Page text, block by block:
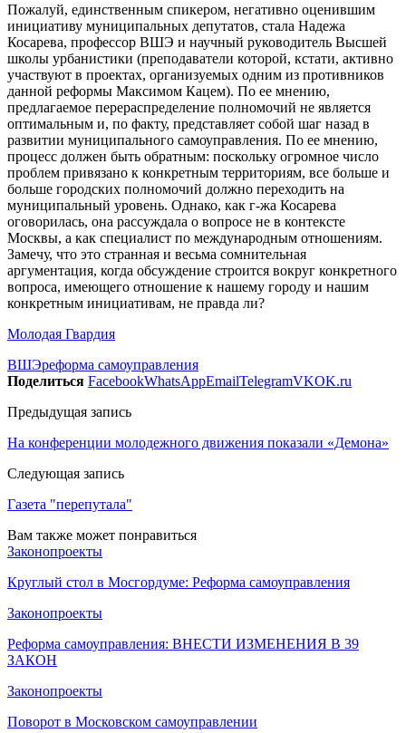
Пожалуй, единственным спикером, негативно оценившим
инициативу муниципальных депутатов, стала Надежа
Косарева, профессор ВШЭ и научный руководитель Высшей
школы урбанистики (преподаватели которой, кстати, активно
участвуют в проектах, организуемых одним из противников
данной реформы Максимом Кацем). По ее мнению,
предлагаемое перераспределение полномочий не является
оптимальным и, по факту, представляет собой шаг назад в
развитии муниципального самоуправления. По ее мнению,
процесс должен быть обратным: поскольку огромное число
проблем привязано к конкретным территориям, все больше и
больше городских полномочий должно переходить на
муниципальный уровень. Однако, как г-жа Косарева
оговорилась, она рассуждала о вопросе не в контексте
Москвы, а как специалист по международным отношениям.
Замечу, что это странная и весьма сомнительная
аргументация, когда обсуждение строится вокруг конкретного
вопроса, имеющего отношение к нашему городу и нашим
конкретным инициативам, не правда ли?
Молодая Гвардия
ВШЭреформа самоуправления
Поделиться FacebookWhatsAppEmailTelegramVKOK.ru
Предыдущая запись
На конференции молодежного движения показали «Демона»
Следующая запись
Газета "перепутала"
Вам также может понравиться
Законопроекты
Круглый стол в Мосгордуме: Реформа самоуправления
Законопроекты
Реформа самоуправления: ВНЕСТИ ИЗМЕНЕНИЯ В 39
ЗАКОН
Законопроекты
Поворот в Московском самоуправлении